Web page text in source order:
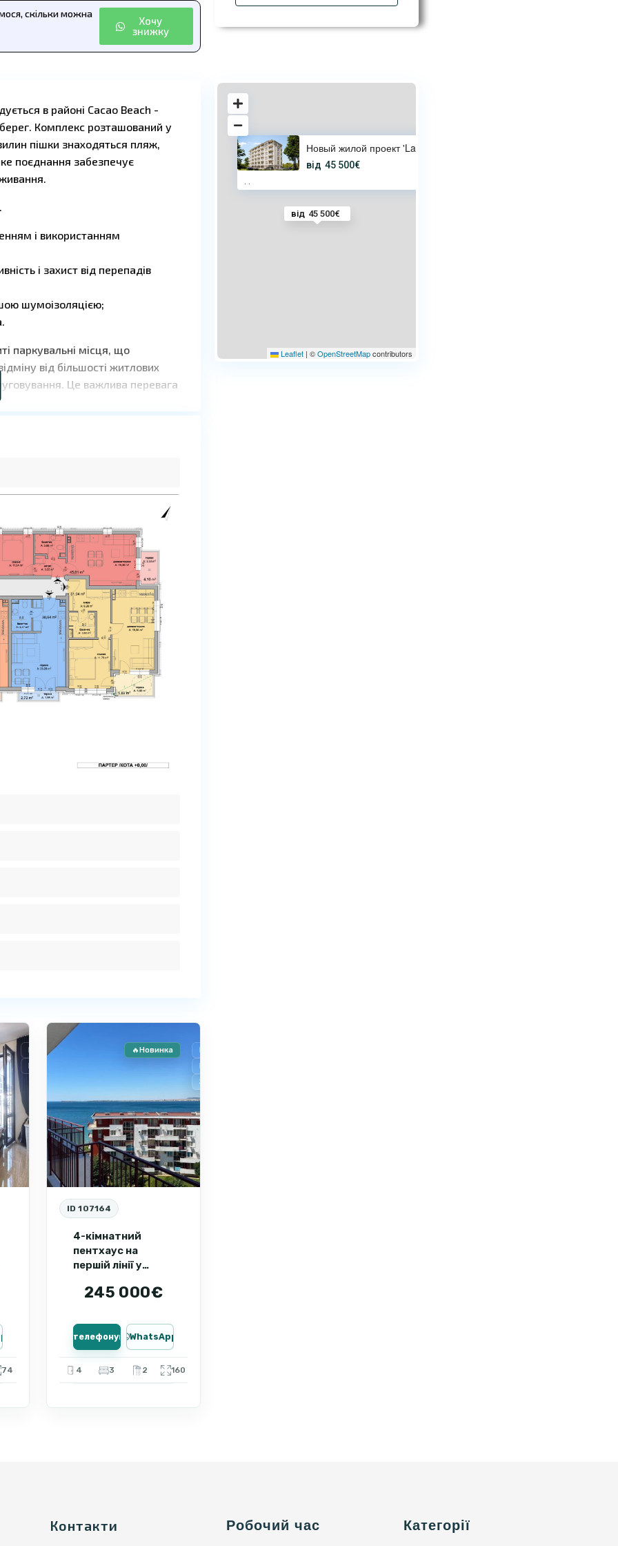
скільки можна
Хочу
знижку
в районі Cacao Beach -
Комплекс розташований у
пішки знаходяться пляж,
поєднання забезпечує
і використанням
і захист від перепадів
шумоізоляцією;
паркувальні місця, що
від більшості житлових
Це важлива перевага
щорічних витрат.
як для особистого
поруч із Cacao Beach,
покупців це зручний варіант
за доступною ціною з
Продаж
74
Знижено ціну
🔥Новинка
ID 107164
4-кімнатний
пентхаус на
першій лінії у
107164
245 000€
ЗателефонуватиWhatsApp
4 3 2 160
від 45 500€
Новый жилой проект 'Lamer home
від 45 500€
· ·
Leaflet | ©OpenStreetMapcontributors
Контакти Робочий час Категорії